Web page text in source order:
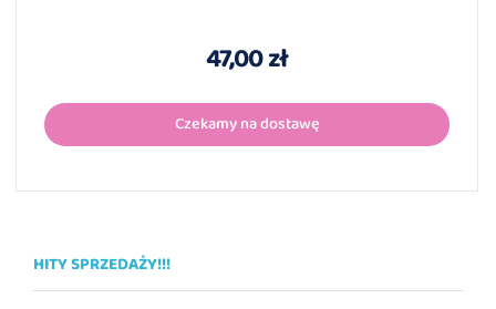
47,00 zł
Czekamy na dostawę
HITY SPRZEDAŻY!!!